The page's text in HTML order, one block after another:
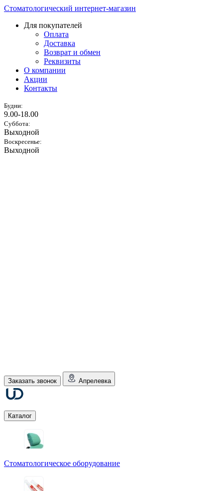
Стоматологический интернет-магазин
Для покупателей
Оплата
Доставка
Возврат и обмен
Реквизиты
О компании
Акции
Контакты
Будни:
9.00-18.00
Суббота:
Выходной
Воскресенье:
Выходной
Заказать звонок Апрелевка
Каталог
Стоматологическое оборудование